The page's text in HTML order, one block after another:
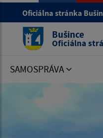
Oficiálna stránka
Bušince
Oficiálna
SAMOSPRÁVA